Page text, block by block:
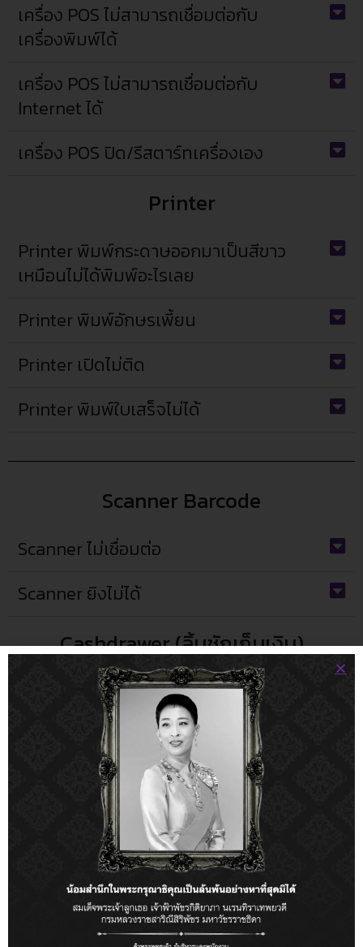
เครื่อง POS ไม่สามารถเชื่อมต่อกับ
เครื่องพิมพ์ได้
เครื่อง POS ไม่สามารถเชื่อมต่อกับ
Internet ได้
เครื่อง POS ปิด/รีสตาร์ทเครื่องเอง
Printer
Printer พิมพ์กระดาษออกมาเป็นสีขาว
เหมือนไม่ได้พิมพ์อะไรเลย
Printer พิมพ์อักษรเพี้ยน
Printer เปิดไม่ติด
Printer พิมพ์ใบเสร็จไม่ได้
Scanner Barcode
Scanner ไม่เชื่อมต่อ
Scanner ยิงไม่ได้
Cashdrawer (ลิ้นชักเก็บเงิน)
ลิ้นชักไม่เปิด
ลิ้นชักปิดไม่ได้